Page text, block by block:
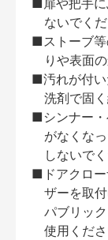
■扉や把手
ないでくだ
■ストーブ等
りや表面
■汚れが付い
洗剤で固
■シンナー・
がなくな
しないでく
■ドアクロー
ザーを取
パブリッ
使用くださ